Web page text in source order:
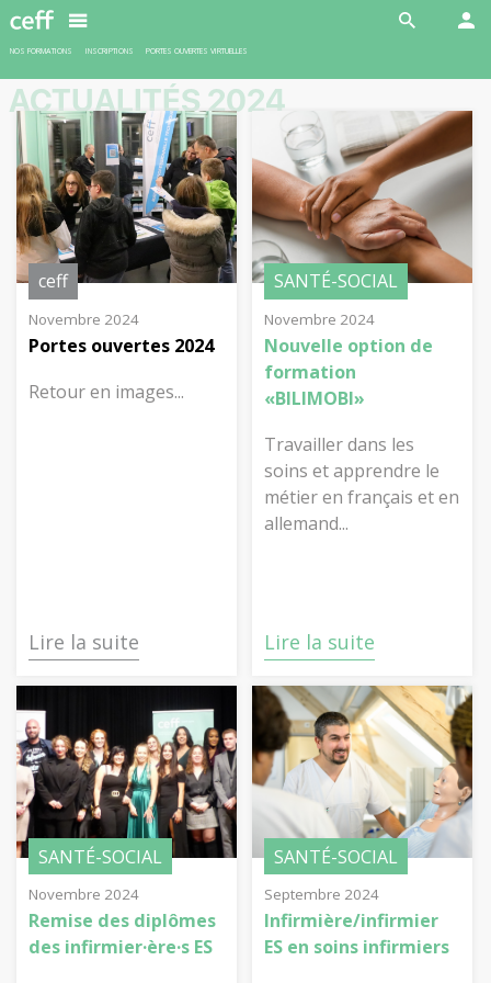
NOS FORMATIONS INSCRIPTIONS PORTES OUVERTES VIRTUELLES
ACTUALITÉS 2024
Portes ouvertes 2024
Retour en images...
ceff
Novembre 2024
Lire la suite
Nouvelle option de
formation
«BILIMOBI»
Travailler dans les
soins et apprendre le
métier en français et en
allemand...
SANTÉ-SOCIAL
Novembre 2024
Lire la suite
Remise des diplômes
des infirmier·ère·s ES
SANTÉ-SOCIAL
Novembre 2024
Infirmière/infirmier
ES en soins infirmiers
SANTÉ-SOCIAL
Septembre 2024